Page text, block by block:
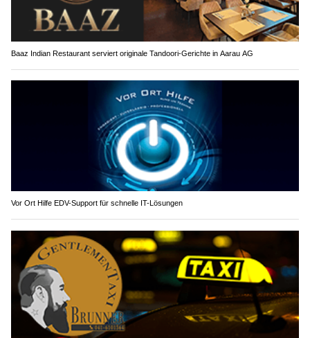
Baaz Indian Restaurant serviert originale Tandoori-Gerichte in Aarau AG
Vor Ort Hilfe EDV-Support für schnelle IT-Lösungen